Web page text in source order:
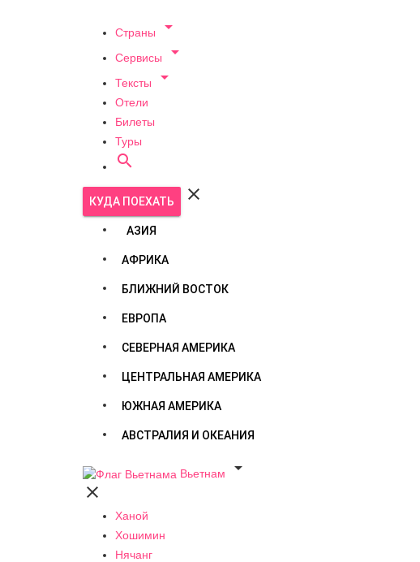
Страны 
Сервисы 
Тексты 
Отели
Билеты
Туры

КУДА ПОЕХАТЬ 
АЗИЯ
АФРИКА
БЛИЖНИЙ ВОСТОК
ЕВРОПА
СЕВЕРНАЯ АМЕРИКА
ЦЕНТРАЛЬНАЯ АМЕРИКА
ЮЖНАЯ АМЕРИКА
АВСТРАЛИЯ И ОКЕАНИЯ
Вьетнам


Ханой
Хошимин
Нячанг